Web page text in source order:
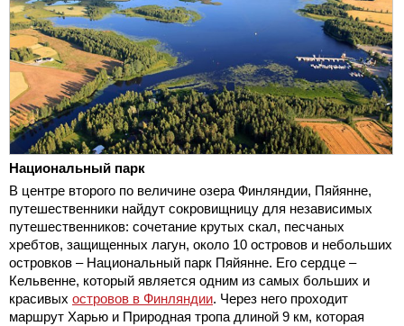
Национальный парк
В центре второго по величине озера Финляндии, Пяйянне,
путешественники найдут сокровищницу для независимых
путешественников: сочетание крутых скал, песчаных
хребтов, защищенных лагун, около 10 островов и небольших
островков – Национальный парк Пяйянне. Его сердце –
Кельвенне, который является одним из самых больших и
красивых островов в Финляндии. Через него проходит
маршрут Харью и Природная тропа длиной 9 км, которая